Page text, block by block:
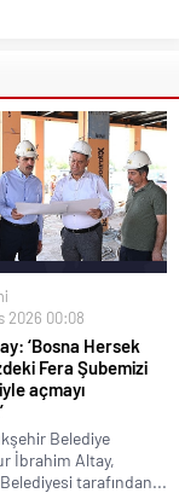
2026 00:08
‘Bosna Hersek
Fera Şubemizi
açmayı
Belediye
İbrahim Altay,
tarafından...